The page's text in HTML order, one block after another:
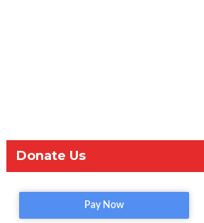
Donate Us